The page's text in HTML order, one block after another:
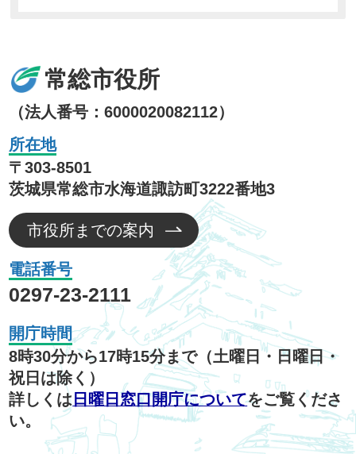
常総市役所
（法人番号：6000020082112）
所在地
〒303-8501
茨城県常総市水海道諏訪町3222番地3
市役所までの案内
電話番号
0297-23-2111
開庁時間
8時30分から17時15分まで（土曜日・日曜日・
祝日は除く）
詳しくは 日曜日窓口開庁についてをご覧くださ
い。